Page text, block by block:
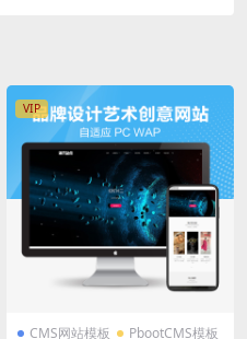
VIP
CMS网站模板 PbootCMS模板